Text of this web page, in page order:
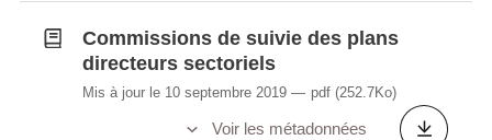
Commissions de suivie des plans
directeurs sectoriels
Mis à jour le 10 septembre 2019 pdf (252.7Ko)
Voir les métadonnées